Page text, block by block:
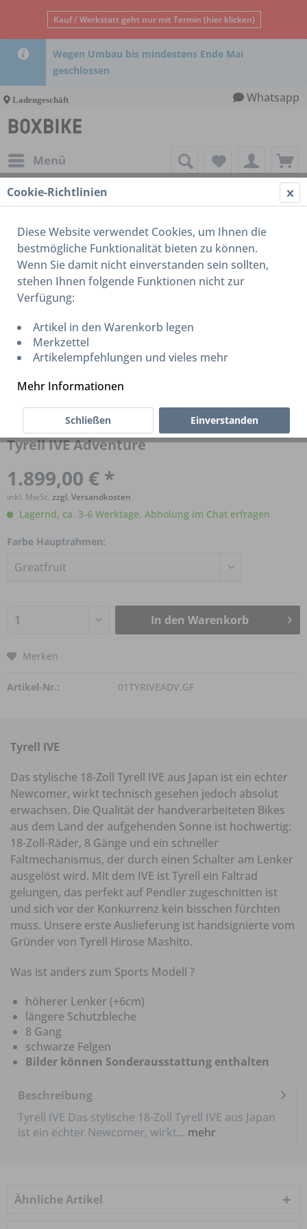
Kauf / Werkstatt geht nur mit Termin (hier klicken)
Wegen Umbau bis mindestens Ende Mai
geschlossen
Ladengeschäft Whatsapp
Menü
Tyrell IVE Adventure
1.899,00 € *
inkl. MwSt. zzgl. Versandkosten
Lagernd, ca. 3-6 Werktage, Abholung im Chat erfragen
Farbe Hauptrahmen:
In den Warenkorb
Merken
Artikel-Nr.: 01TYRIVEADV.GF
Tyrell IVE
Das stylische 18-Zoll Tyrell IVE aus Japan ist ein echter
Newcomer, wirkt technisch gesehen jedoch absolut
erwachsen. Die Qualität der handverarbeiteten Bikes
aus dem Land der aufgehenden Sonne ist hochwertig:
18-Zoll-Räder, 8 Gänge und ein schneller
Faltmechanismus, der durch einen Schalter am Lenker
ausgelöst wird. Mit dem IVE ist Tyrell ein Faltrad
gelungen, das perfekt auf Pendler zugeschnitten ist
und sich vor der Konkurrenz kein bisschen fürchten
muss. Unsere erste Auslieferung ist handsignierte vom
Gründer von Tyrell Hirose Mashito.
Was ist anders zum Sports Modell ?
höherer Lenker (+6cm)
längere Schutzbleche
8 Gang
schwarze Felgen
Bilder können Sonderausstattung enthalten
Beschreibung
Tyrell IVE Das stylische 18-Zoll Tyrell IVE aus Japan
ist ein echter Newcomer, wirkt... mehr
Ähnliche Artikel
Cookie-Richtlinien
Diese Website verwendet Cookies, um Ihnen die
bestmögliche Funktionalität bieten zu können.
Wenn Sie damit nicht einverstanden sein sollten,
stehen Ihnen folgende Funktionen nicht zur
Verfügung:
Artikel in den Warenkorb legen
Merkzettel
Artikelempfehlungen und vieles mehr
Mehr Informationen
Einverstanden
Schließen